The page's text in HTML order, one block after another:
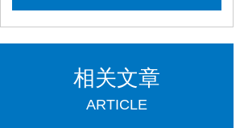
相关文章
ARTICLE